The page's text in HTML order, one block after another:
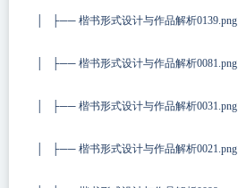
│ ├── 楷书形式设计与作品解析0139.png
│ ├── 楷书形式设计与作品解析0081.png
│ ├── 楷书形式设计与作品解析0031.png
│ ├── 楷书形式设计与作品解析0021.png